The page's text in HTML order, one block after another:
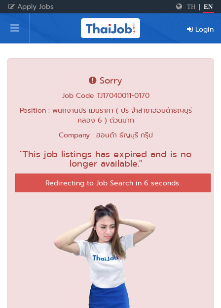
Apply Jobs TH EN
Home
Login
Register
For Employers
Login
Sorry
Job Code TJ17040011-0170
Position : พนักงานประเมินราคา ( ประจำสาขาฮอนด้าธัญบุรี
คลอง 6 ) ด่วนมาก
Company : ฮอนด้า ธัญบุรี กรุ๊ป
"This job listings has expired and is no
longer available."
Redirecting to Job Search in 6 seconds.